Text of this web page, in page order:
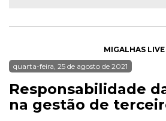
MIGALHAS LIVE
quarta-feira, 25 de agosto de 2021
Responsabilidade
na gestão de